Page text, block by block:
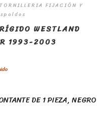
FIJACIÓN Y
WESTLAND
1993-2003